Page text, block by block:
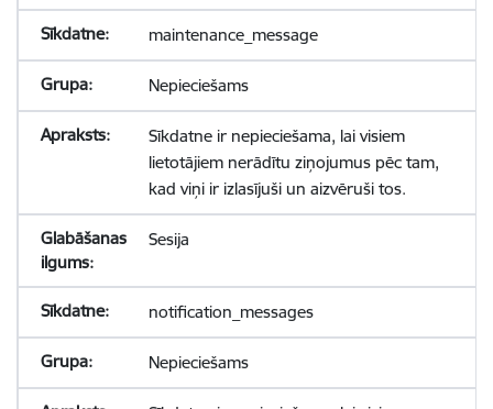
maintenance_message
Nepieciešams
Sīkdatne ir nepieciešama, lai visiem
lietotājiem nerādītu ziņojumus pēc tam,
kad viņi ir izlasījuši un aizvēruši tos.
Sesija
notification_messages
Nepieciešams